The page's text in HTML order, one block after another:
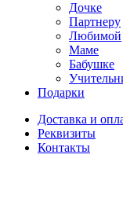
Дочке
Партнеру
Любимой
Маме
Бабушке
Подарки
Доставка и
Реквизиты
Контакты